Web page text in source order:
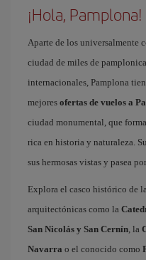
¡Hola, Pamplona!
Aparte de los universalmente
ciudad de miles de
internacionales, Pamplona
mejores ofertas de vuelos a
ciudad monumental, que
rica en historia y naturaleza.
sus hermosas vistas y pasea
Explora el casco histórico de
arquitectónicas como la
San Nicolás y San Cernín, la
Navarra o el conocido como